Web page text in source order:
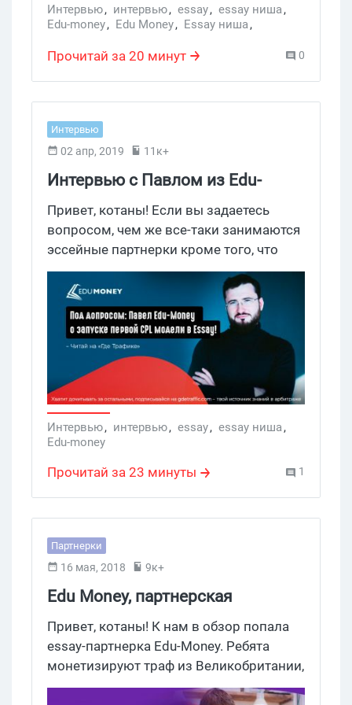
Интервью, интервью, essay, essay ниша,
Edu-money, Edu Money, Essay ниша,
Прочитай за 20 минут 0
Интервью
02 апр, 2019 11к+
Интервью с Павлом из Edu-
Money: киевская команда и
почему выгодно лить на essay.
Часть 1
Привет, котаны! Если вы задаетесь
вопросом, чем же все-таки занимаются
эссейные партнерки кроме того, что
пишут эссе, тогда вы по адресу. Мы
пообщались с Павлом из Edu-Money, и
выяснили: сколько можно заработать
на студентах, как формат CPL повлияет
на весь рынок essay и как небольшая
команда разрабов, аналитиков и
менеджеров способна продвинуть
Essay на годы вперед! Поехали.
Интервью, интервью, essay, essay ниша,
Edu-money
Прочитай за 23 минуты 1
Партнерки
16 мая, 2018 9к+
Edu Money, партнерская
программа для заработка в
essay нише, которая сможет вас
удивить!
Привет, котаны! К нам в обзор попала
essay-партнерка Edu-Money. Ребята
монетизируют траф из Великобритании,
США, ОАЭ,Германии, Австралии и даже